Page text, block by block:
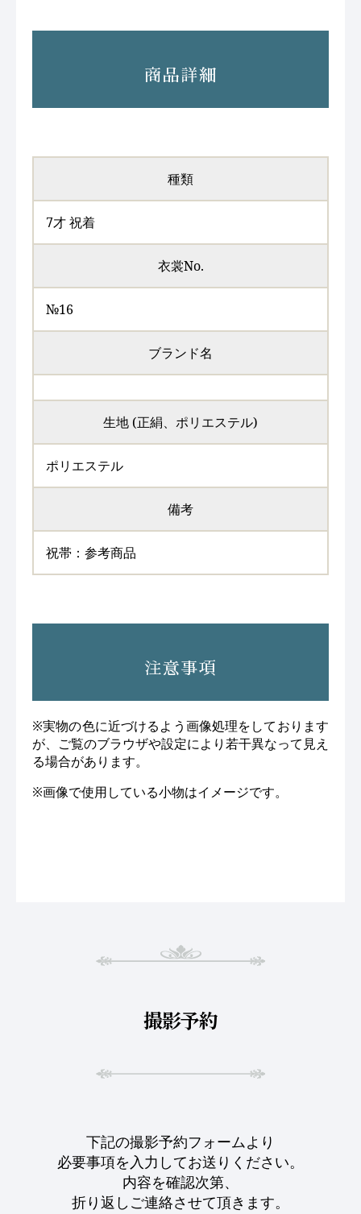
商品詳細
種類
7才 祝着
衣裳No.
№16
ブランド名
生地 (正絹、ポリエステル)
ポリエステル
備考
祝帯：参考商品
注意事項
※実物の色に近づけるよう画像処理をしております
が、ご覧のブラウザや設定により若干異なって見え
る場合があります。
※画像で使用している小物はイメージです。
撮影予約
下記の撮影予約フォームより
必要事項を入力してお送りください。
内容を確認次第、
折り返しご連絡させて頂きます。